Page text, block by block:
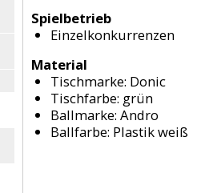
Spielbetrieb
Einzelkonkurrenzen
Material
Tischmarke: Donic
Tischfarbe: grün
Ballmarke: Andro
Ballfarbe: Plastik weiß